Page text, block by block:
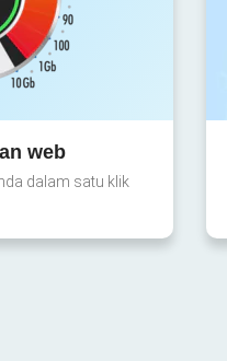
web
dalam satu klik